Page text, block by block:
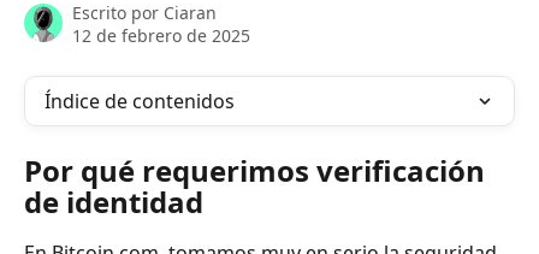
Escrito por Ciaran
12 de febrero de 2025
Índice de contenidos
Por qué requerimos verificación
de identidad